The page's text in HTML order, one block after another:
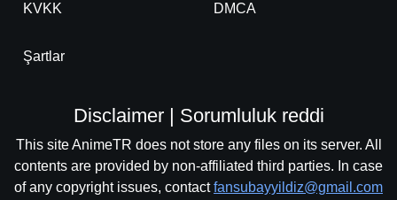
KVKK DMCA
Şartlar
Disclaimer | Sorumluluk reddi
This site AnimeTR does not store any files on its server. All
contents are provided by non-affiliated third parties. In case
of any copyright issues, contactfansubayyildiz@gmail.com